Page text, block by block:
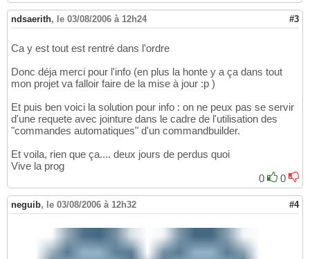
ndsaerith, le 03/08/2006 à 12h24 #3
Ca y est tout est rentré dans l'ordre
Donc déja merci pour l'info (en plus la honte y a ça dans tout
mon projet va falloir faire de la mise à jour :p )
Et puis ben voici la solution pour info : on ne peux pas se servir
d'une requete avec jointure dans le cadre de l'utilisation des
"commandes automatiques" d'un commandbuilder.
Et voila, rien que ça.... deux jours de perdus quoi
Vive la prog
0
0
neguib, le 03/08/2006 à 12h32 #4